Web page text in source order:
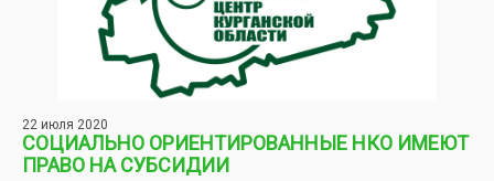
22 июля 2020
СОЦИАЛЬНО ОРИЕНТИРОВАННЫЕ НКО ИМЕЮТ
ПРАВО НА СУБСИДИИ